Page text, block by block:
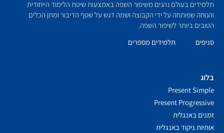
תלמידים בעולם נהנים משיפור השפה באמצעות שיטת הלימוד הייחודית
והנוחה שפותחה על ידי הקבוצה ושמה דגש על שטף הדיבור ומתן הכלים
הטובים ביותר לשיפור השפה.
סניפים
תלמידים מספרים
בלוג
Present Simple
Present Progressive
זמנים באנגלית
אותיות ניקוד באנגלית